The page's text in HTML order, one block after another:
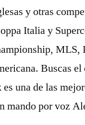
y otras
Italia y
MLS,
Buscas
una de las
mando por voz